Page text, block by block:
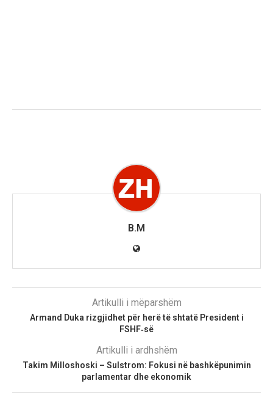
B.M
Artikulli i mëparshëm
Armand Duka rizgjidhet për herë të shtatë President i
FSHF‑së
Artikulli i ardhshëm
Takim Milloshoski – Sulstrom: Fokusi në bashkëpunimin
parlamentar dhe ekonomik